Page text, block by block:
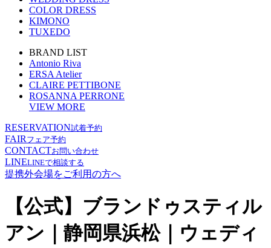
COLOR DRESS
KIMONO
TUXEDO
BRAND LIST
Antonio Riva
ERSA Atelier
CLAIRE PETTIBONE
ROSANNA PERRONE
VIEW MORE
RESERVATION試着予約
FAIR フェア予約
CONTACTお問い合わせ
LINELINEで相談する
提携外会場をご利用の方へ
【公式】ブランドゥスティル
アン｜静岡県浜松｜ウェディ